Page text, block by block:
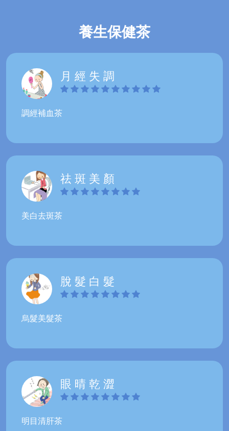
養生保健茶
月 經 失 調
調經補血茶
祛 斑 美 顏
美白去斑茶
脫 髮 白 髮
烏髮美髮茶
眼 晴 乾 澀
明目清肝茶